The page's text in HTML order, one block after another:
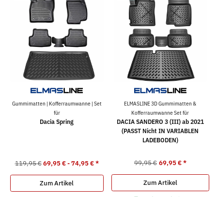
Gummimatten | Kofferraumwanne | Set
für
Dacia Spring
119,95 € 69,95 € -74,95 €*
Zum Artikel
ELMASLINE 3D Gummimatten &
Kofferraumwanne Set für
DACIA SANDERO 3 (III) ab 2021
(PASST Nicht IN VARIABLEN
LADEBODEN)
99,95 € 69,95 €*
Zum Artikel